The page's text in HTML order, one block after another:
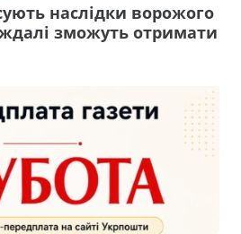
наслідки ворожого
зможуть отримати